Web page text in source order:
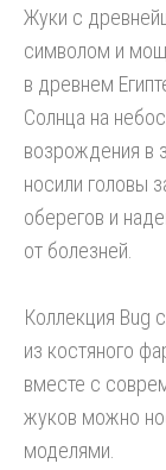
Жуки с
символом и
в древнем
Cолнца на
возрождения в
носили головы
оберегов и
от болезней.
Коллекция Bug
из костяного
вместе с
жуков можно
моделями.